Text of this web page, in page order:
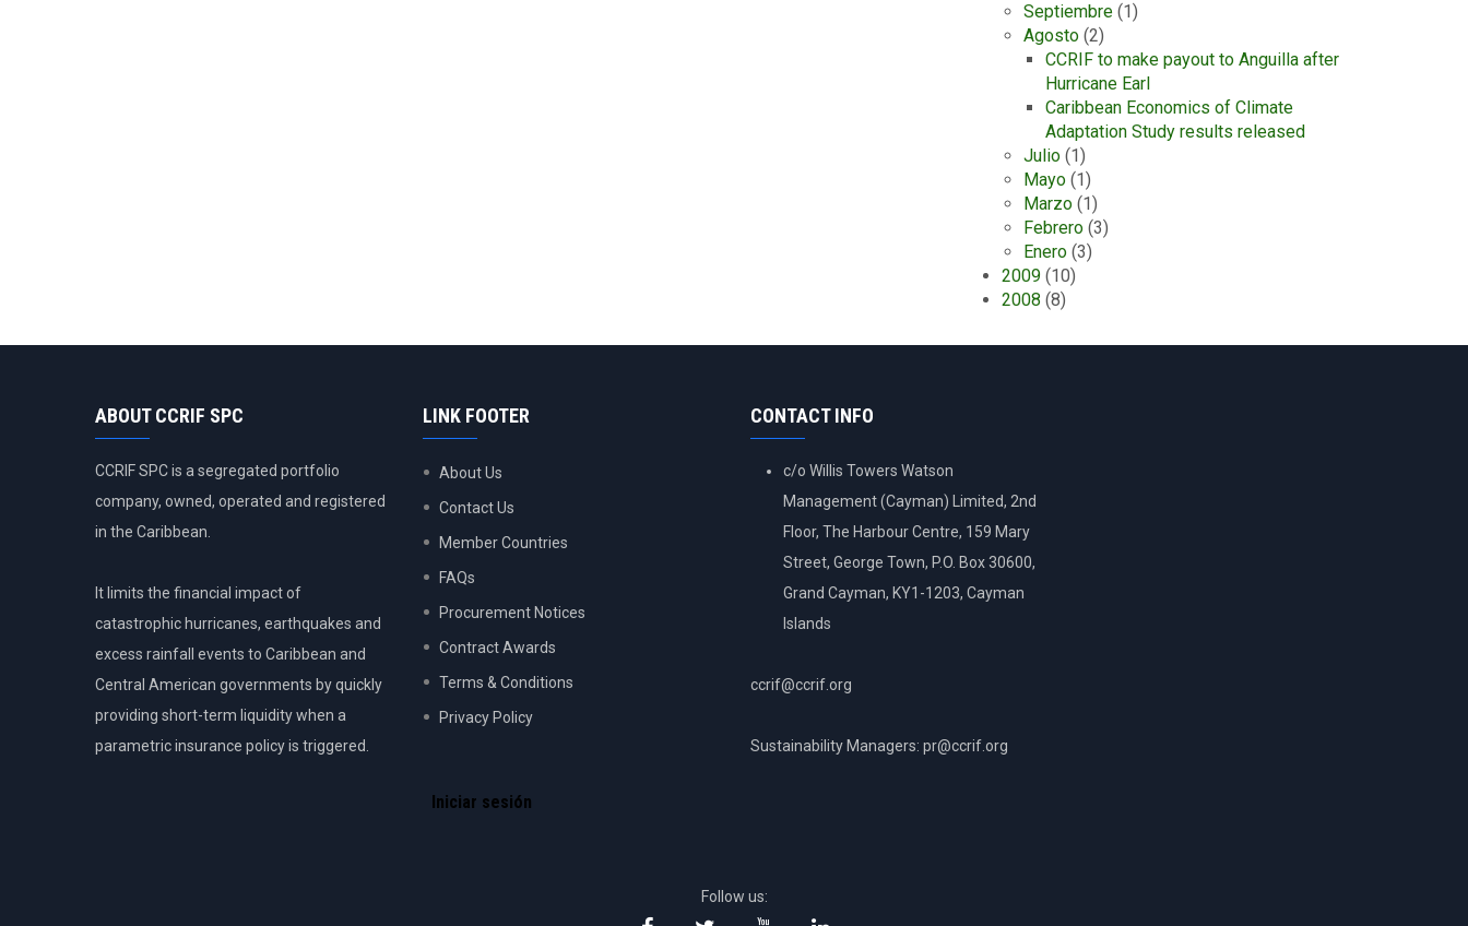
Septiembre (1)
Agosto (2)
CCRIF to make payout to Anguilla after
Hurricane Earl
Caribbean Economics of Climate
Adaptation Study results released
Julio (1)
Mayo (1)
Marzo (1)
Febrero (3)
Enero (3)
2009 (10)
2008 (8)
ABOUT CCRIF SPC
CCRIF SPC is a segregated portfolio
company, owned, operated and registered
in the Caribbean.
It limits the financial impact of
catastrophic hurricanes, earthquakes and
excess rainfall events to Caribbean and
Central American governments by quickly
providing short-term liquidity when a
parametric insurance policy is triggered.
LINK FOOTER
About Us
Contact Us
Member Countries
FAQs
Procurement Notices
Contract Awards
Terms & Conditions
Privacy Policy
ACCOUNT
Iniciar sesión
CONTACT INFO
c/o Willis Towers Watson
Management (Cayman) Limited, 2nd
Floor, The Harbour Centre, 159 Mary
Street, George Town, P.O. Box 30600,
Grand Cayman, KY1-1203, Cayman
Islands
ccrif@ccrif.org
Sustainability Managers: pr@ccrif.org
Follow us: